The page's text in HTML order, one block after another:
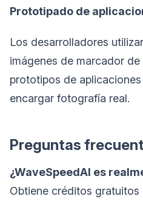
Prototipado de
Los desarrolladores
imágenes de marcador
prototipos de
encargar fotografía real.
Preguntas
¿WaveSpeedAI es
Obtiene créditos gratuitos